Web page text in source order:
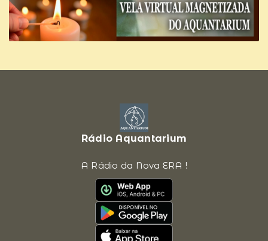
Rádio Aquantarium
A Rádio da Nova ERA !